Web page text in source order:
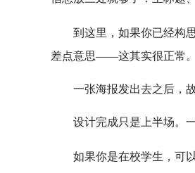
到这里，如果你已经构
差点意思——这其实很正常。
一张海报发出去之后，
设计完成只是上半场。
如果你是在校学生，可